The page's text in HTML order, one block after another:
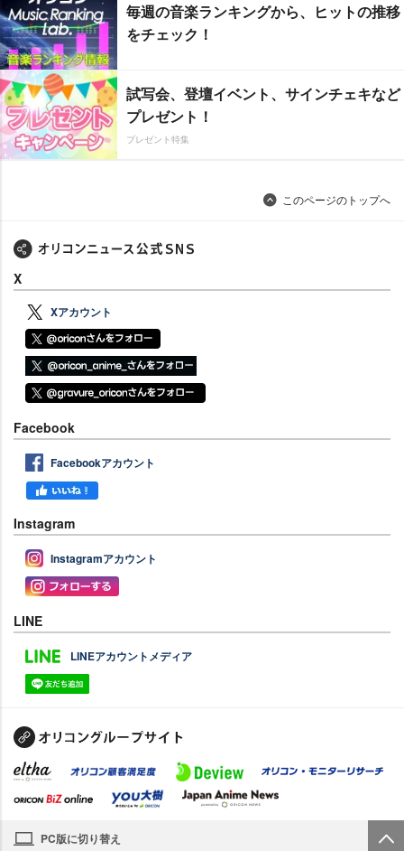
毎週の音楽ランキングから、ヒットの推移
をチェック！
試写会、登壇イベント、サインチェキなど
プレゼント！
プレゼント特集
このページのトップへ
X
Xアカウント
Facebook
Facebookアカウント
Instagram
Instagramアカウント
LINE
LINEアカウントメディア
PC版に切り替え